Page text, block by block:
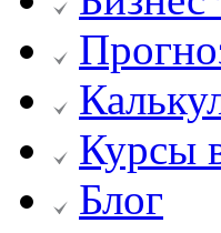
Курсы
Блог